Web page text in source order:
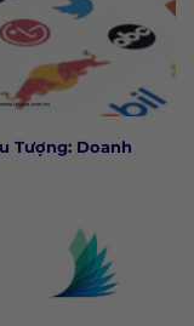
Tượng: Doanh